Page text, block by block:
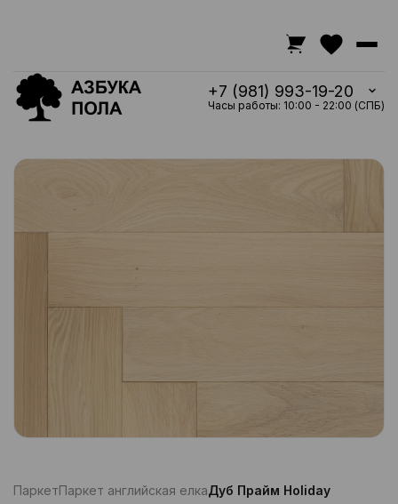
+7 (981) 993-19-20
Часы работы: 10:00 - 22:00 (СПБ)
ПаркетПаркет английская елкаДуб Прайм Holiday